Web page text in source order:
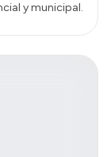
y municipal.